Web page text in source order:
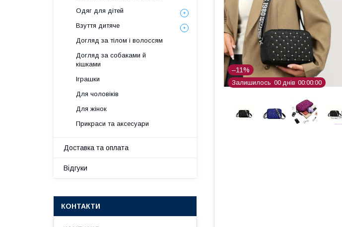
–11%
Залишилось 00 днів 00 00 00
Одяг для дітей
Взуття дитяче
Догляд за тілом і волоссям
Догляд за собаками й
кішками
Іграшки
Для чоловіків
Для жінок
Прикраси та аксесуари
Доставка та оплата
Відгуки
КОНТАКТИ